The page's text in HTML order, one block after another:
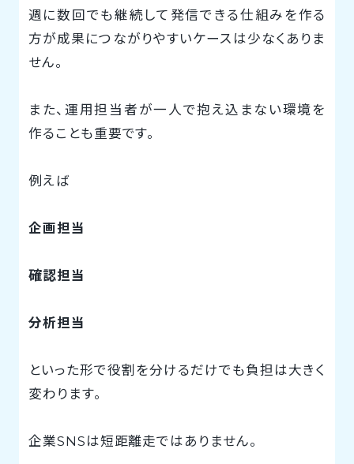
週に数回でも継続して発信できる仕組みを作る
方が成果につながりやすいケースは少なくありま
せん。
また、運用担当者が一人で抱え込まない環境を
作ることも重要です。
例えば
企画担当
確認担当
分析担当
といった形で役割を分けるだけでも負担は大きく
変わります。
企業SNSは短距離走ではありません。